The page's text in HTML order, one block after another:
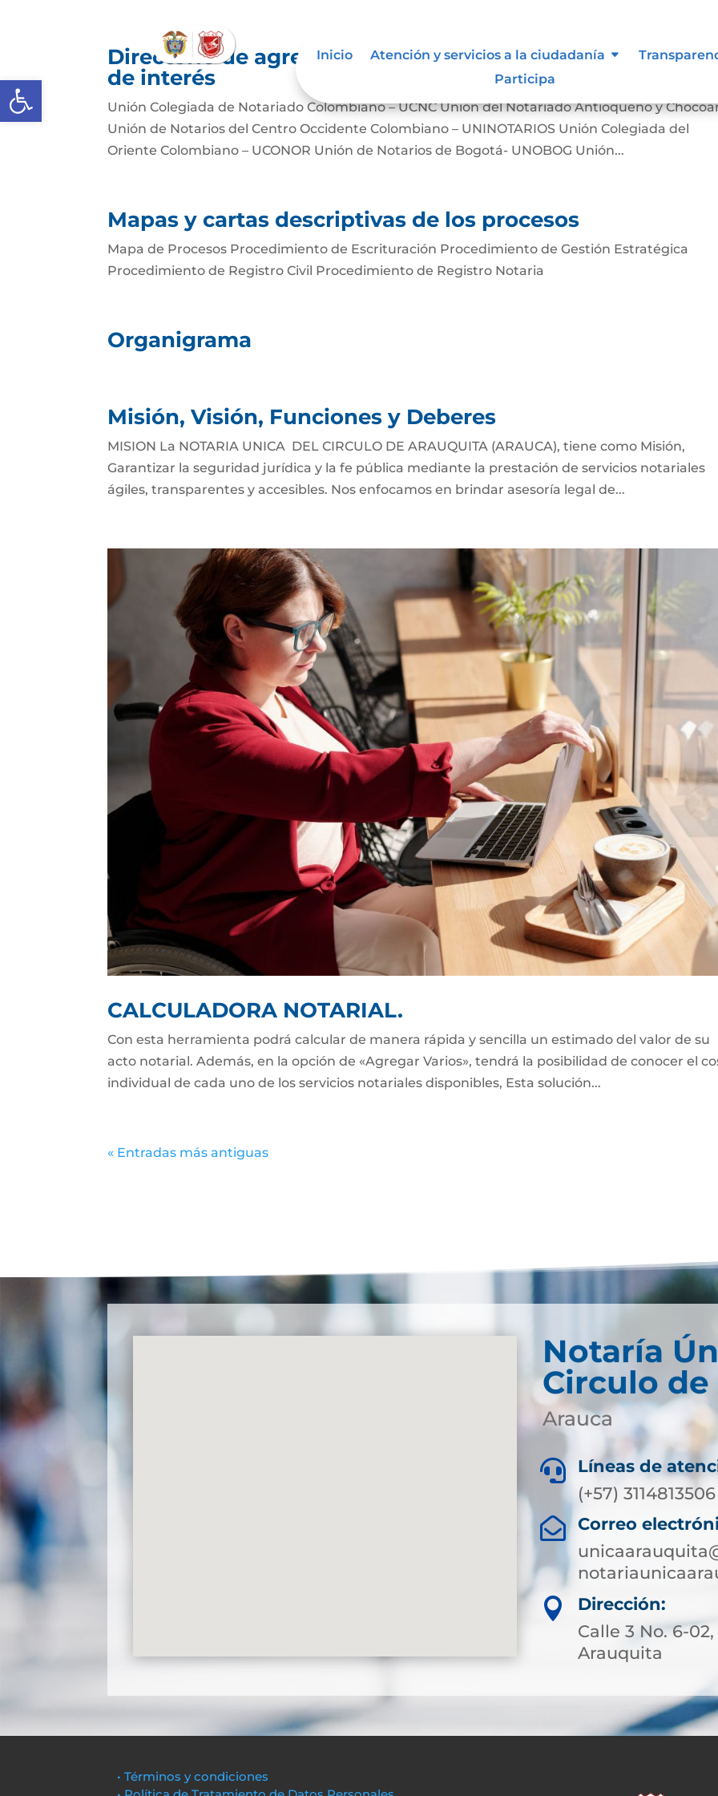
Abrir barra de herramientas
Inicio Atención y servicios a la ciudadanía
Participa
Directorio de agremiaciones, asociaciones y otros
de interés
Unión Colegiada de Notariado Colombiano – UCNC Unión del Notariado Antioqueño y
Unión de Notarios del Centro Occidente Colombiano – UNINOTARIOS Unión Colegiada del
Oriente Colombiano – UCONOR Unión de Notarios de Bogotá- UNOBOG Unión...
Mapas y cartas descriptivas de los procesos
Mapa de Procesos Procedimiento de Escrituración Procedimiento de Gestión Estratégica
Procedimiento de Registro Civil Procedimiento de Registro Notaria
Organigrama
Misión, Visión, Funciones y Deberes
MISION La NOTARIA UNICA DEL CIRCULO DE ARAUQUITA (ARAUCA), tiene como Misión,
Garantizar la seguridad jurídica y la fe pública mediante la prestación de servicios notariales
ágiles, transparentes y accesibles. Nos enfocamos en brindar asesoría legal de...
CALCULADORA NOTARIAL.
Con esta herramienta podrá calcular de manera rápida y sencilla un estimado del valor de su
acto notarial. Además, en la opción de «Agregar Varios», tendrá la posibilidad de conocer el
individual de cada uno de los servicios notariales disponibles, Esta solución...
« Entradas más antiguas
Notaría
Circulo
Arauca

Líneas de
(+57)

Correo

Dirección:
Calle 3 No. 6-
Arauquita
• Términos y condiciones